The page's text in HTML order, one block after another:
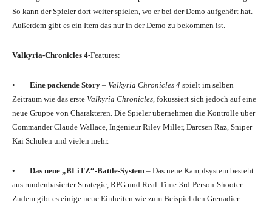
So kann der Spieler dort weiter spielen, wo er bei der Demo aufgehört hat.
Außerdem gibt es ein Item das nur in der Demo zu bekommen ist.
Valkyria-Chronicles 4-Features:
• Eine packende Story – Valkyria Chronicles 4 spielt im selben
Zeitraum wie das erste Valkyria Chronicles , fokussiert sich jedoch auf eine
neue Gruppe von Charakteren. Die Spieler übernehmen die Kontrolle über
Commander Claude Wallace, Ingenieur Riley Miller, Darcsen Raz, Sniper
Kai Schulen und vielen mehr.
• Das neue „BLiTZ“-Battle-System – Das neue Kampfsystem besteht
aus rundenbasierter Strategie, RPG und Real-Time-3rd-Person-Shooter.
Zudem gibt es einige neue Einheiten wie zum Beispiel den Grenadier.